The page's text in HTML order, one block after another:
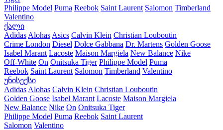
Philippe Model Puma Reebok Saint Laurent Salomon Timberland
Valentino
ქალი
Adidas Alohas Asics Calvin Klein Christian Louboutin
Crime London Diesel Dolce Gabbana Dr. Martens Golden Goose
Isabel Marant Lacoste Maison Margiela New Balance Nike
Off-White On Onitsuka Tiger Philippe Model Puma
Reebok Saint Laurent Salomon Timberland Valentino
უნისექსი
Adidas Alohas Calvin Klein Christian Louboutin
Golden Goose Isabel Marant Lacoste Maison Margiela
New Balance Nike On Onitsuka Tiger
Philippe Model Puma Reebok Saint Laurent
Salomon Valentino